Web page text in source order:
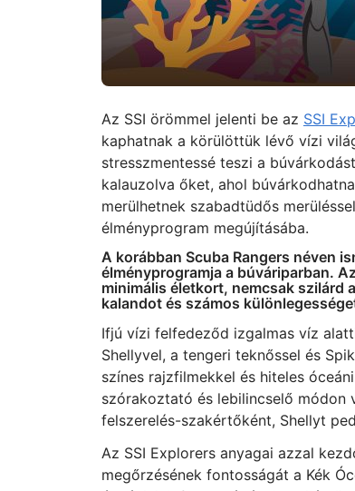
Az SSI örömmel jelenti be az SSI
kaphatnak a körülöttük lévő vízi
stresszmentessé teszi a
kalauzolva őket, ahol
merülhetnek szabadtüdős
élményprogram megújításába.
A korábban Scuba Rangers néven
élményprogramja a búváriparban.
minimális életkort, nemcsak szilárd
kalandot és számos
Ifjú vízi felfedeződ izgalmas víz
Shellyvel, a tengeri teknőssel és
színes rajzfilmekkel és hiteles
szórakoztató és lebilincselő
felszerelés-szakértőként, Shellyt
Az SSI Explorers anyagai azzal
megőrzésének fontosságát a Kék